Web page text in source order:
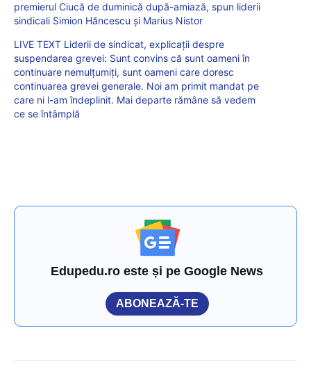
premierul Ciucă de duminică după-amiază, spun liderii
sindicali Simion Hăncescu și Marius Nistor
LIVE TEXT Liderii de sindicat, explicații despre
suspendarea grevei: Sunt convins că sunt oameni în
continuare nemulțumiți, sunt oameni care doresc
continuarea grevei generale. Noi am primit mandat pe
care ni l-am îndeplinit. Mai departe rămâne să vedem
ce se întâmplă
Edupedu.ro este și pe Google News
ABONEAZĂ-TE